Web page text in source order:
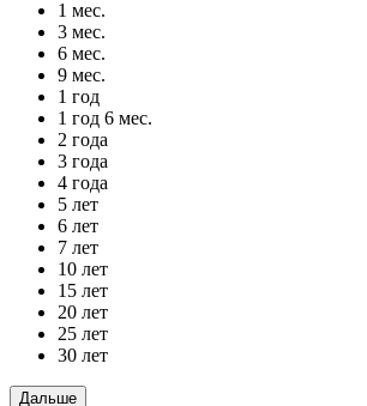
1 мес.
3 мес.
6 мес.
9 мес.
1 год
1 год 6 мес.
2 года
3 года
4 года
5 лет
6 лет
7 лет
10 лет
15 лет
20 лет
25 лет
30 лет